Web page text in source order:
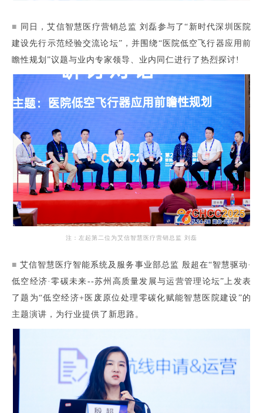
■
同日，艾信智慧医疗营销总监 刘磊参与了“新时代深圳医院
建设先行示范经验交流论坛”，并围绕“医院低空飞行器应用前
瞻性规划”议题与业内专家领导、业内同仁进行了热烈探讨!
注：左起第二位为艾信智慧医疗营销总监 刘磊
■艾信智慧医疗智能系统及服务事业部总监 殷超在“智慧驱动·
低空经济·零碳未来--苏州高质量发展与运营管理论坛”上发表
了题为“低空经济+医废原位处理零碳化赋能智慧医院建设”的
主题演讲，为行业提供了新思路。